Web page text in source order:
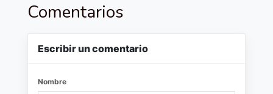
Comentarios
Escribir un comentario
Nombre